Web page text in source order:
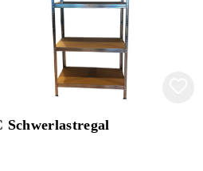
Schwerlastregal